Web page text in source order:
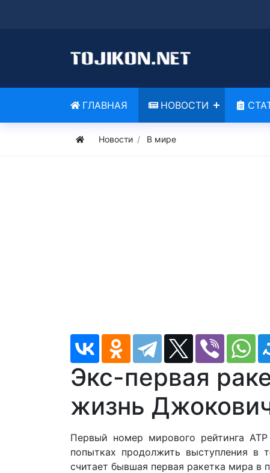
ГЛАВНАЯ НОВОСТИ
Новости В мире
Экс-первая
жизнь
Первый номер мирового рейтинга
попытках продолжить выступления в
считает бывшая первая ракетка мира в